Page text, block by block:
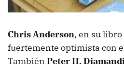
Chris Anderson, en su libro
fuertemente optimista con
También Peter H.